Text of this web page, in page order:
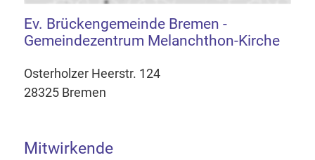
Ev. Brückengemeinde Bremen -
Gemeindezentrum Melanchthon-Kirche
Osterholzer Heerstr. 124
28325 Bremen
Mitwirkende